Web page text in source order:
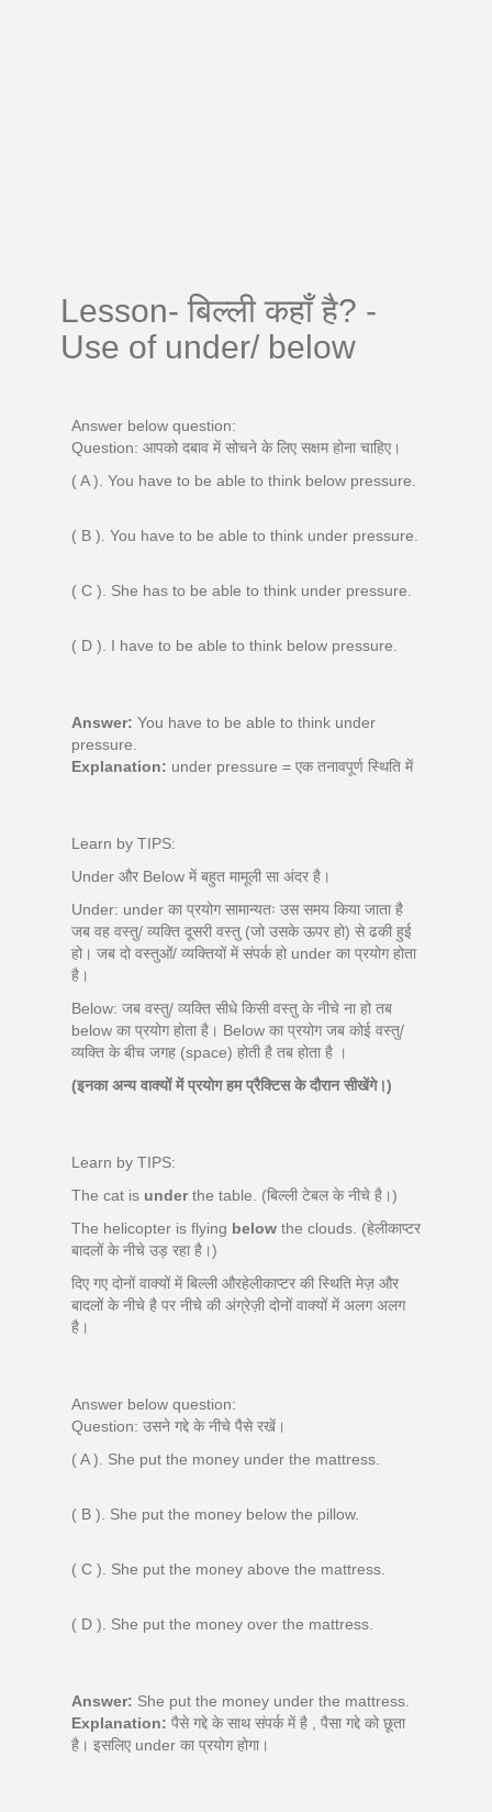
Lesson- बिल्ली कहाँ है? -
Use of under/ below
Answer below question:
Question: आपको दबाव में सोचने के लिए सक्षम होना चाहिए।
( A ). You have to be able to think below pressure.
( B ). You have to be able to think under pressure.
( C ). She has to be able to think under pressure.
( D ). I have to be able to think below pressure.
Answer: You have to be able to think under
pressure.
Explanation: under pressure = एक तनावपूर्ण स्थिति में
Learn by TIPS:
Under और Below में बहुत मामूली सा अंदर है।
Under: under का प्रयोग सामान्यतः उस समय किया जाता है
जब वह वस्तु/ व्यक्ति दूसरी वस्तु (जो उसके ऊपर हो) से ढकी हुई
हो। जब दो वस्तुओं/ व्यक्तियों में संपर्क हो under का प्रयोग होता
है।
Below: जब वस्तु/ व्यक्ति सीधे किसी वस्तु के नीचे ना हो तब
below का प्रयोग होता है। Below का प्रयोग जब कोई वस्तु/
व्यक्ति के बीच जगह (space) होती है तब होता है ।
(इनका अन्य वाक्यों में प्रयोग हम प्रैक्टिस के दौरान सीखेंगे।)
Learn by TIPS:
The cat is underthe table. (बिल्ली टेबल के नीचे है।)
The helicopter is flying below the clouds. (हेलीकाप्टर
बादलों के नीचे उड़ रहा है।)
दिए गए दोनों वाक्यों में बिल्ली औरहेलीकाप्टर की स्थिति मेज़ और
बादलों के नीचे है पर नीचे की अंग्रेज़ी दोनों वाक्यों में अलग अलग
है।
Answer below question:
Question: उसने गद्दे के नीचे पैसे रखें।
( A ). She put the money under the mattress.
( B ). She put the money below the pillow.
( C ). She put the money above the mattress.
( D ). She put the money over the mattress.
Answer: She put the money under the mattress.
Explanation: पैसे गद्दे के साथ संपर्क में है , पैसा गद्दे को छूता
है। इसलिए under का प्रयोग होगा।